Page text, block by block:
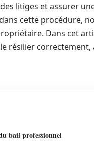
litiges et assurer
cette procédure,
Dans cet
résilier correctement,
bail professionnel